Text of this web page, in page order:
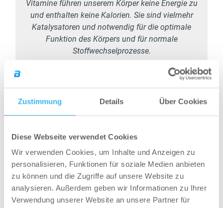
Zustimmung Details Über Cookies
Diese Webseite verwendet Cookies
Wir verwenden Cookies, um Inhalte und Anzeigen zu
personalisieren, Funktionen für soziale Medien anbieten
zu können und die Zugriffe auf unsere Website zu
analysieren. Außerdem geben wir Informationen zu Ihrer
Verwendung unserer Website an unsere Partner für
Vitamine führen unserem Körper keine Energie zu
und enthalten keine Kalorien. Sie sind vielmehr
Katalysatoren und notwendig für die optimale
Funktion des Körpers und für normale
Stoffwechselprozesse.
Bei einer Diät sollten
folgende Vitamine
werden
Vitamin B
Vitamin B wird jeden Tag wegen des
Protein- und Kohlenhydratstoffwechsels